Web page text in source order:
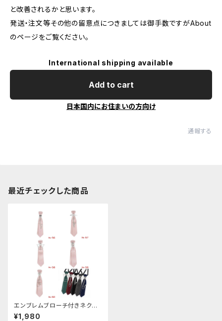
と改善されるかと思います。
発送・注文等その他の留意点につきましては御手数ですがAbout
のページをご覧ください。
International shipping available
Add to cart
日本国内にお住まいの方向け
通報する
最近チェックした商品
エンブレムブローチ付きネクタ
イ(ピンク)
¥1,980